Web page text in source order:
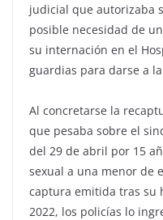
judicial que autorizaba
posible necesidad de
su internación en el
guardias para darse a
Al concretarse la
que pesaba sobre el
del 29 de abril por 15
sexual a una menor de
captura emitida tras su
2022, los policías lo